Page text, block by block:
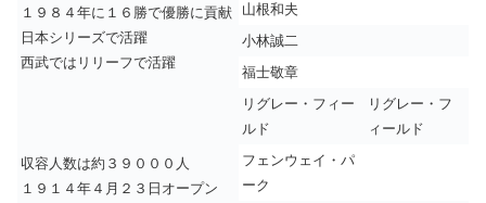
１９８４年に１６勝で優勝に貢献
日本シリーズで活躍
西武ではリリーフで活躍
山根和夫
小林誠二
福士敬章
収容人数は約３９０００人
１９１４年４月２３日オープン
リグレー・フィー
ルド
リグレー・フ
ィールド
フェンウェイ・パ
ーク